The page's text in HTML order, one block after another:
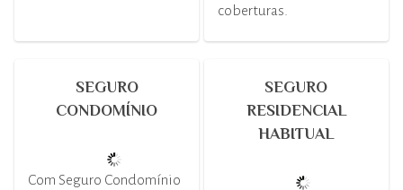
coberturas.
SEGURO
CONDOMÍNIO
Com Seguro Condomínio
SEGURO
RESIDENCIAL
HABITUAL